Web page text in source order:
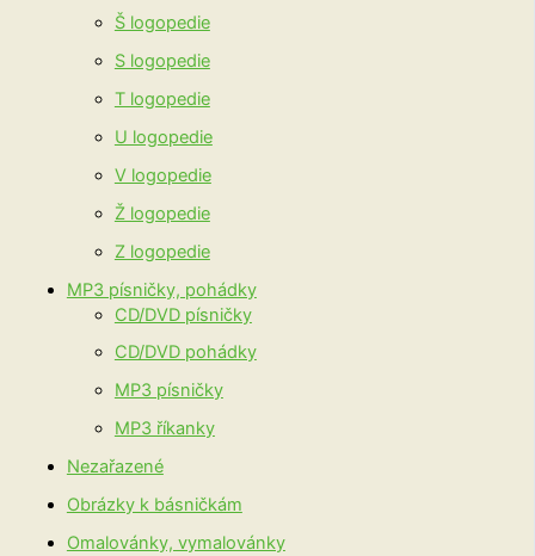
Š logopedie
S logopedie
T logopedie
U logopedie
V logopedie
Ž logopedie
Z logopedie
MP3 písničky, pohádky
CD/DVD písničky
CD/DVD pohádky
MP3 písničky
MP3 říkanky
Nezařazené
Obrázky k básničkám
Omalovánky, vymalovánky